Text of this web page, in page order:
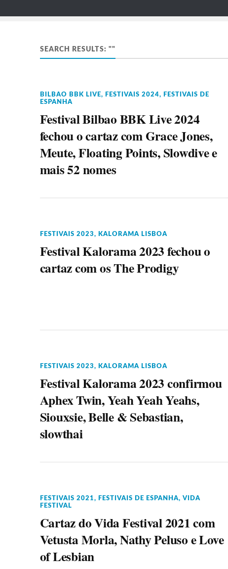
SEARCH RESULTS: ""
BILBAO BBK LIVE, FESTIVAIS 2024,
FESTIVAIS DE
ESPANHA
Festival Bilbao BBK Live 2024
fechou o cartaz com Grace Jones,
Meute, Floating Points, Slowdive e
mais 52 nomes
FESTIVAIS 2023, KALORAMA LISBOA
Festival Kalorama 2023 fechou o
cartaz com os The Prodigy
FESTIVAIS 2023, KALORAMA LISBOA
Festival Kalorama 2023 confirmou
Aphex Twin, Yeah Yeah Yeahs,
Siouxsie, Belle & Sebastian,
slowthai
FESTIVAIS 2021, FESTIVAIS DE ESPANHA, VIDA
FESTIVAL
Cartaz do Vida Festival 2021 com
Vetusta Morla, Nathy Peluso e Love
of Lesbian